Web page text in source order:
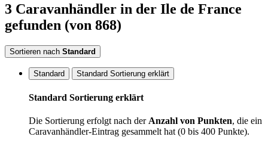
3 Caravanhändler in der Ile de France
gefunden (von 868)
Sortieren nach Standard
Standard Standard Sortierung erklärt
Standard Sortierung erklärt
Die Sortierung erfolgt nach der Anzahl von Punkten, die ein
Caravanhändler-Eintrag gesammelt hat (0 bis 400 Punkte).